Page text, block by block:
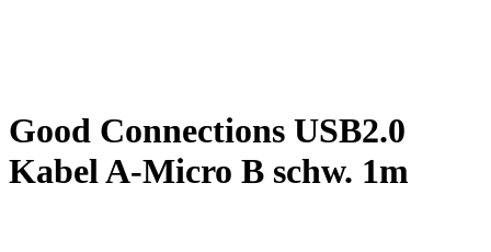
Good Connections USB2.0
Kabel A-Micro B schw. 1m